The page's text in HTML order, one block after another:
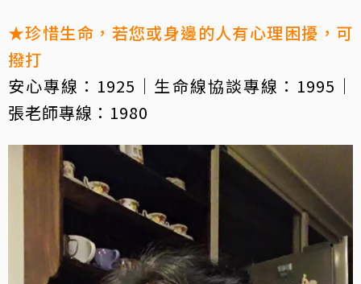
★珍惜生命，若您或身邊的人有心理困擾，可
撥打
安心專線：1925｜生命線協談專線：1995｜
張老師專線：1980